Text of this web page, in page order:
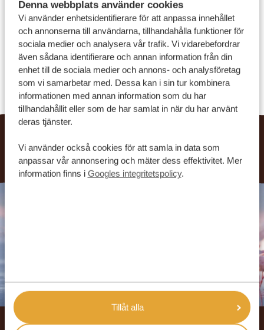
Denna webbplats använder cookies
Vi använder enhetsidentifierare för att anpassa innehållet
och annonserna till användarna, tillhandahålla funktioner för
sociala medier och analysera vår trafik. Vi vidarebefordrar
även sådana identifierare och annan information från din
enhet till de sociala medier och annons- och analysföretag
som vi samarbetar med. Dessa kan i sin tur kombinera
informationen med annan information som du har
tillhandahållit eller som de har samlat in när du har använt
deras tjänster.
Vi använder också cookies för att samla in data som
anpassar vår annonsering och mäter dess effektivitet. Mer
information finns i Googles integritetspolicy.
Tillåt alla
SE ALLA VANLIGA FRÅGOR
OM OSS
Har du fler frågor? Våra resekonsulter hjälper dig gärna.
Kontakta oss så berättar vi mer.